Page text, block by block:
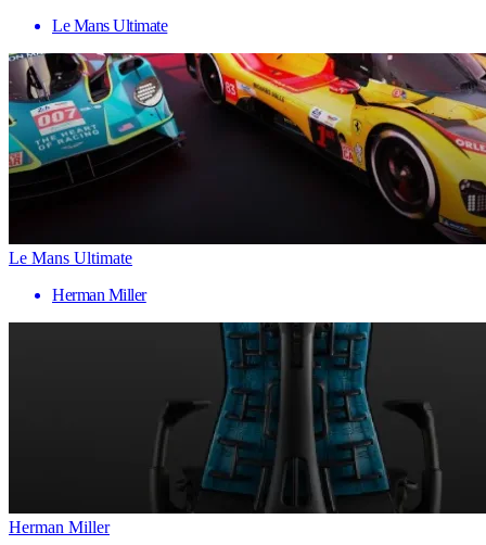
Le Mans Ultimate
Le Mans Ultimate
Herman Miller
Herman Miller